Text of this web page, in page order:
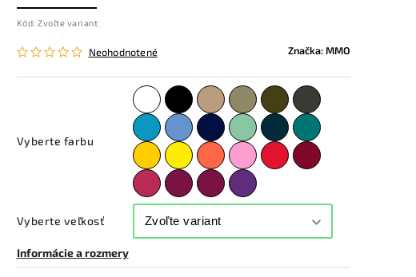
Kód: Zvoľte variant
Neohodnotené Značka:MMO
Vyberte farbu
Vyberte veľkosť
Informácie a rozmery